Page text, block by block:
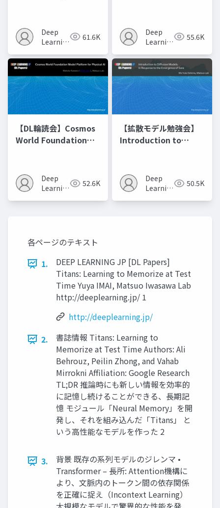
Recipes モデルマージ
の進化的最適化
Deep
Learning
61.6K
Deep
Learning
55.6K
【DL輪読会】Cosmos
World Foundation
Deep
Learning
52.6K
【拡散モデル勉強会】
Introduction to
Deep
Learning
50.5K
各ページのテキスト
1.
DEEP LEARNING JP [DL Papers]
Titans: Learning to Memorize at Test
Time Yuya IMAI, Matsuo Iwasawa Lab
http://deeplearning.jp/ 1
http://deeplearning.jp/
2.
書誌情報 Titans: Learning to
Memorize at Test Time Authors: Ali
Behrouz, Peilin Zhong, and Vahab
Mirrokni Affiliation: Google Research
TL;DR 推論時にも新しい情報を効率的
に記憶し続けることができる、長期記
憶 モジュール「Neural Memory」を開
発し、それを組み込んだ「Titans」 と
いう高性能なモデルを作った 2
3.
背景 既存の系列モデルのジレンマ •
Transformer – 長所: Attention機構に
より、文脈内のトークン間の依存関係
を正確に捉え（Incontext Learning）